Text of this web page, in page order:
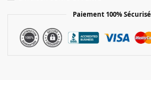
Paiement 100% Sécurisé